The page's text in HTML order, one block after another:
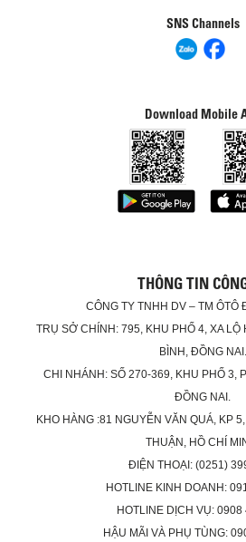
SNS Channels
Download Mobile
THÔNG TIN
CÔNG TY TNHH DV – TM ÔTÔ
TRỤ SỞ CHÍNH: 795, KHU PHỐ 4, XA
BÌNH, ĐỒNG NAI.
CHI NHÁNH: SỐ 270-369, KHU PHỐ 3,
ĐỒNG NAI.
KHO HÀNG :81 NGUYỄN VĂN QUÁ, KP
THUẬN, HỒ CHÍ
ĐIỆN THOẠI: (0251)
HOTLINE KINH DOANH:
HOTLINE DỊCH VỤ:
HẬU MÃI VÀ PHỤ TÙNG: